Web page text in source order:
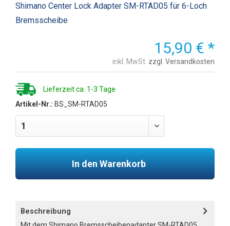
Shimano Center Lock Adapter SM-RTAD05 für 6-Loch
Bremsscheibe
15,90 € *
inkl. MwSt. zzgl. Versandkosten
Lieferzeit ca. 1-3 Tage
Artikel-Nr.: BS_SM-RTAD05
In den Warenkorb
Beschreibung